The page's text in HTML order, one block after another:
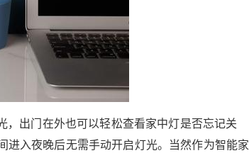
出门在外也可以轻松查看家中灯是否忘记关
进入夜晚后无需手动开启灯光。当然作为智能家